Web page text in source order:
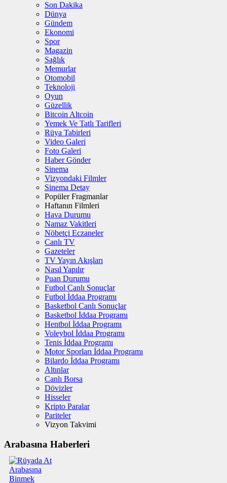
Son Dakika
Dünya
Gündem
Ekonomi
Spor
Magazin
Sağlık
Memurlar
Otomobil
Teknoloji
Oyun
Güzellik
Bitcoin Altcoin
Yemek Ve Tatlı Tarifleri
Rüya Tabirleri
Video Galeri
Foto Galeri
Haber Gönder
Sinema
Vizyondaki Filmler
Sinema Detay
Popüler Fragmanlar
Haftanın Filmleri
Hava Durumu
Namaz Vakitleri
Nöbetçi Eczaneler
Canlı TV
Gazeteler
TV Yayın Akışları
Nasıl Yapılır
Puan Durumu
Futbol Canlı Sonuçlar
Futbol İddaa Programı
Basketbol Canlı Sonuçlar
Basketbol İddaa Programı
Hentbol İddaa Programı
Voleybol İddaa Programı
Tenis İddaa Programı
Motor Sporları İddaa Programı
Bilardo İddaa Programı
Altınlar
Canlı Borsa
Dövizler
Hisseler
Kripto Paralar
Pariteler
Vizyon Takvimi
Arabasına Haberleri